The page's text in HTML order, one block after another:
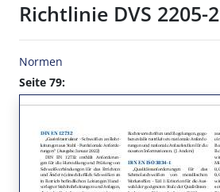
Richtlinie DVS 2205-2
Normen
Seite 79: